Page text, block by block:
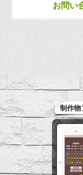
お問い
制作物